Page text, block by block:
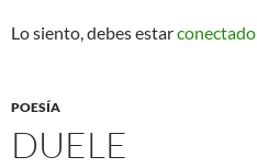
Lo siento, debes estarconectado
POESÍA
DUELE